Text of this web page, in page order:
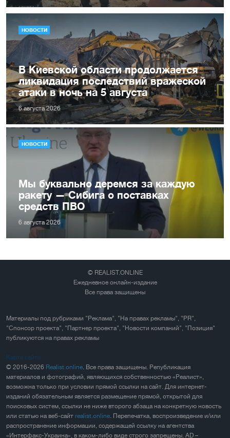
НОВОСТИ
В Киевской области продолжается
ликвидация последствий вражеской
атаки в ночь на 5 августа
6 августа 2026
НОВОСТИ
Мы буквально деремся за каждую
ракету — Сибига о поставках
средств ПВО
6 августа 2026
© REALIST.ONLINE
Ежедневное онлайн-издание
Все права защищены
Материалы под рубриками "Реклама", "На правах рекламы", "PR",
"Спонсор проекта", "Партнер проекта", "Новости компаний", "Позиция"
публикуются на правах рекламы
Карта сайта
© 2016-2026 Realist.online. Все права защищены. Републикация
материалов и фотографий, являющихся собственностью «Реалист»,
возможна только при условии прямой ссылки на сайт. Для интернет-
изданий обязательным является размещение прямой, открытой для
поисковых систем, ссылки не ниже второго абзаца на конкретную новость
или статью на веб-сайт realist.online. Перепечатка, воспроизведение и/или
распространение информации, содержащей ссылку на агентства
«Интерфакс-Украина», в каком-либо виде строго запрещены. AD –